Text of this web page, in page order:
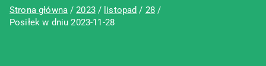
Strona główna 2023 listopad
28
Posiłek w dniu 2023-11-28